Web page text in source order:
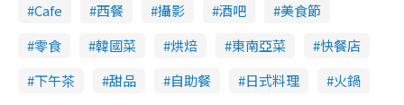
Cafe
西餐 攝影 酒吧
美食節
零食
韓國菜 烘焙 東南亞菜
快餐店
下午茶
甜品 自助餐 日式料理 火鍋